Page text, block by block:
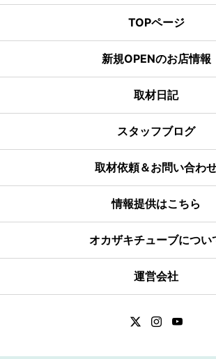
TOPページ
新規OPENのお店情報
取材日記
スタッフブログ
取材依頼＆お問い合わ
情報提供はこちら
オカザキチューブについ
運営会社